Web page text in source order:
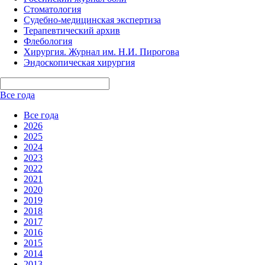
Стоматология
Судебно-медицинская экспертиза
Терапевтический архив
Флебология
Хирургия. Журнал им. Н.И. Пирогова
Эндоскопическая хирургия
Все года
Все года
2026
2025
2024
2023
2022
2021
2020
2019
2018
2017
2016
2015
2014